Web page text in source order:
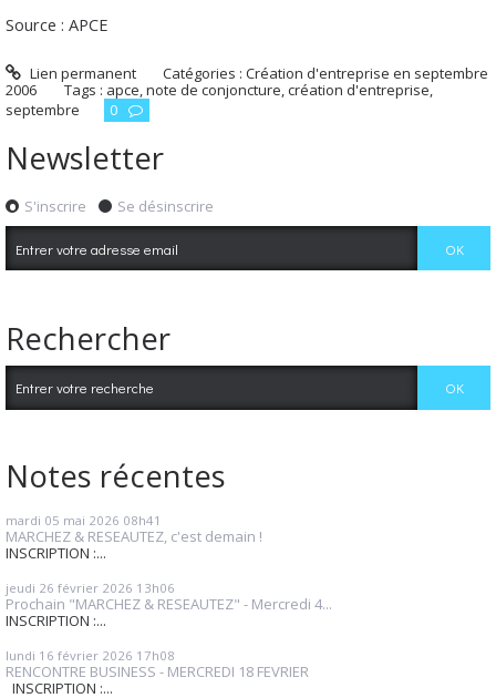
Source : APCE
Lien permanent Catégories :Création d'entreprise en septembre
2006
Tags : apce,note de conjoncture,création d'entreprise,
septembre
0
Newsletter
S'inscrire Se désinscrire
Rechercher
Notes récentes
mardi 05 mai 2026 08h41
MARCHEZ & RESEAUTEZ, c'est demain !
INSCRIPTION :...
jeudi 26 février 2026 13h06
Prochain "MARCHEZ & RESEAUTEZ" - Mercredi 4...
INSCRIPTION :...
lundi 16 février 2026 17h08
RENCONTRE BUSINESS - MERCREDI 18 FEVRIER
INSCRIPTION :...